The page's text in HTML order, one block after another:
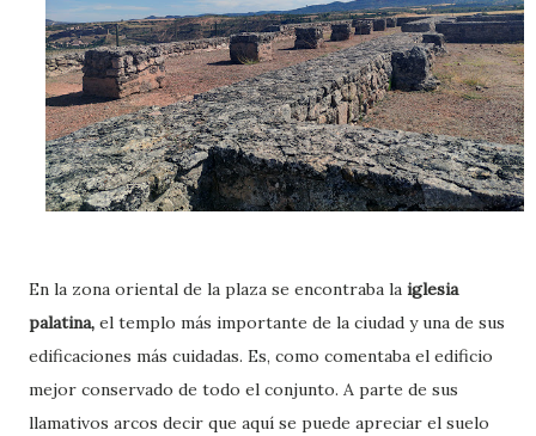
En la zona oriental de la plaza se encontraba la iglesia
palatina, el templo más importante de la ciudad y una de sus
edificaciones más cuidadas. Es, como comentaba el edificio
mejor conservado de todo el conjunto. A parte de sus
llamativos arcos decir que aquí se puede apreciar el suelo